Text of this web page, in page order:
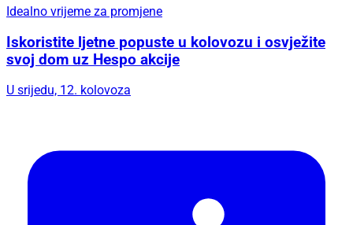
Idealno vrijeme za promjene
Iskoristite ljetne popuste u kolovozu i osvježite
svoj dom uz Hespo akcije
U srijedu, 12. kolovoza